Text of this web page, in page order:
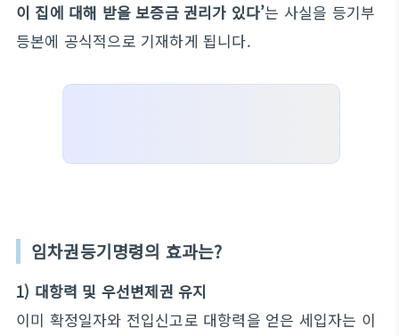
이 집에 대해 받을 보증금 권리가 있다’는 사실을 등기부
등본에 공식적으로 기재하게 됩니다.
임차권등기명령의 효과는?
1) 대항력 및 우선변제권 유지
이미 확정일자와 전입신고로 대항력을 얻은 세입자는 이